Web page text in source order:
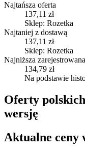
Najtańsza oferta
137,11 zł
Sklep: Rozetka
Najtaniej z dostawą
137,11 zł
Sklep: Rozetka
Najniższa
134,79 zł
Na podstawie
Oferty
wersję
Aktualne ceny